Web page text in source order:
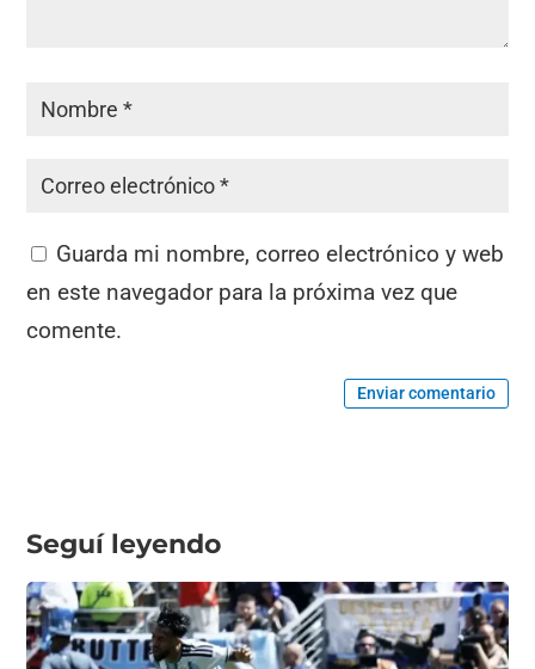
Guarda mi nombre, correo electrónico y web
en este navegador para la próxima vez que
comente.
Enviar comentario
Seguí leyendo